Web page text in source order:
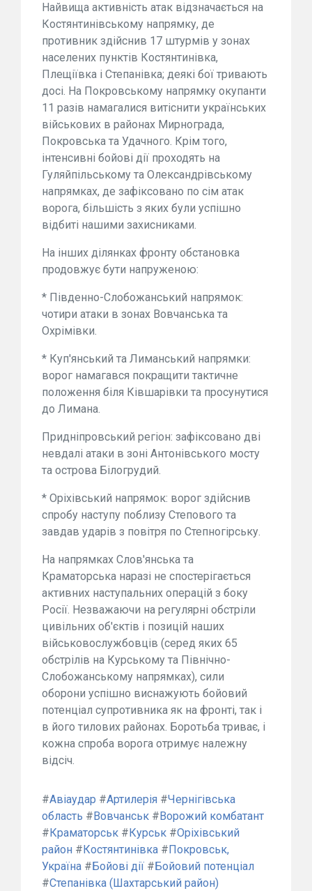
Найвища активність атак відзначається на
Костянтинівському напрямку, де
противник здійснив 17 штурмів у зонах
населених пунктів Костянтинівка,
Плещіївка і Степанівка; деякі бої тривають
досі. На Покровському напрямку окупанти
11 разів намагалися витіснити українських
військових в районах Мирнограда,
Покровська та Удачного. Крім того,
інтенсивні бойові дії проходять на
Гуляйпільському та Олександрівському
напрямках, де зафіксовано по сім атак
ворога, більшість з яких були успішно
відбиті нашими захисниками.
На інших ділянках фронту обстановка
продовжує бути напруженою:
* Південно-Слобожанський напрямок:
чотири атаки в зонах Вовчанська та
Охрімівки.
* Куп'янський та Лиманський напрямки:
ворог намагався покращити тактичне
положення біля Ківшарівки та просунутися
до Лимана.
Придніпровський регіон: зафіксовано дві
невдалі атаки в зоні Антонівського мосту
та острова Білогрудий.
* Оріхівський напрямок: ворог здійснив
спробу наступу поблизу Степового та
завдав ударів з повітря по Степногірську.
На напрямках Слов'янська та
Краматорська наразі не спостерігається
активних наступальних операцій з боку
Росії. Незважаючи на регулярні обстріли
цивільних об'єктів і позицій наших
військовослужбовців (серед яких 65
обстрілів на Курському та Північно-
Слобожанському напрямках), сили
оборони успішно виснажують бойовий
потенціал супротивника як на фронті, так і
в його тилових районах. Боротьба триває, і
кожна спроба ворога отримує належну
відсіч.
#Авіаудар #Артилерія #Чернігівська
область # Вовчанськ # Ворожий комбатант
# Краматорськ # Курськ #Оріхівський
район # Костянтинівка # Покровськ,
Україна # Бойові дії # Бойовий потенціал
#Степанівка (Шахтарський район)